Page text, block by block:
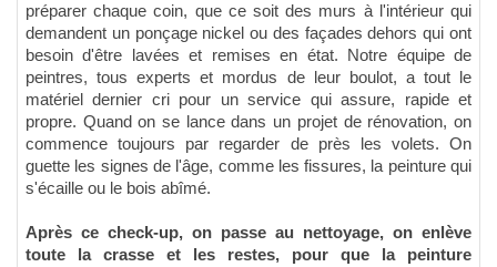
préparer chaque coin, que ce soit des murs à l'intérieur qui
demandent un ponçage nickel ou des façades dehors qui ont
besoin d'être lavées et remises en état. Notre équipe de
peintres, tous experts et mordus de leur boulot, a tout le
matériel dernier cri pour un service qui assure, rapide et
propre. Quand on se lance dans un projet de rénovation, on
commence toujours par regarder de près les volets. On
guette les signes de l'âge, comme les fissures, la peinture qui
s'écaille ou le bois abîmé.
Après ce check-up, on passe au nettoyage, on enlève
toute la crasse et les restes, pour que la peinture